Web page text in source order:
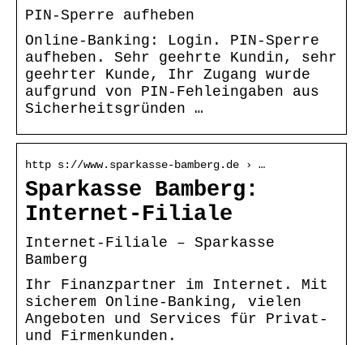
PIN-Sperre aufheben
Online-Banking: Login. PIN-Sperre
aufheben. Sehr geehrte Kundin, sehr
geehrter Kunde, Ihr Zugang wurde
aufgrund von PIN-Fehleingaben aus
Sicherheitsgründen …
http s://www.sparkasse-bamberg.de › …
Sparkasse Bamberg:
Internet-Filiale
Internet-Filiale – Sparkasse
Bamberg
Ihr Finanzpartner im Internet. Mit
sicherem Online-Banking, vielen
Angeboten und Services für Privat-
und Firmenkunden.